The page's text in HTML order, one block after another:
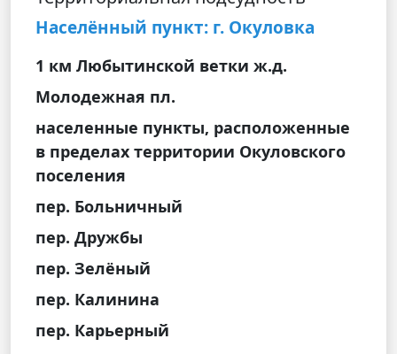
Населённый пункт: г. Окуловка
1 км Любытинской ветки ж.д.
Молодежная пл.
населенные пункты, расположенные
в пределах территории Окуловского
поселения
пер. Больничный
пер. Дружбы
пер. Зелёный
пер. Калинина
пер. Карьерный